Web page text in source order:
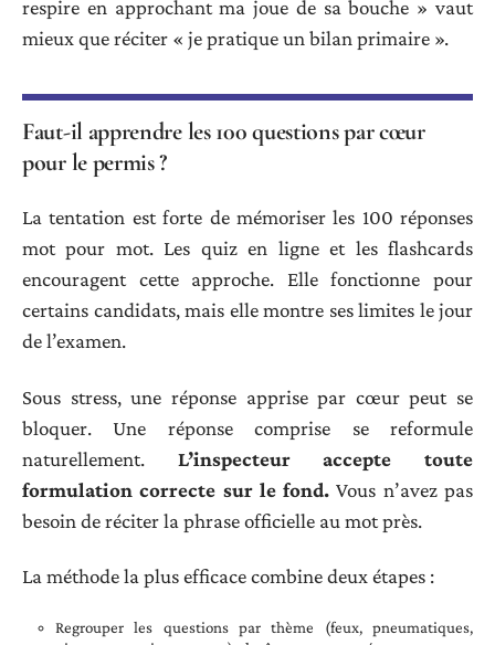
respire en approchant ma joue de sa bouche » vaut
mieux que réciter « je pratique un bilan primaire ».
Faut-il apprendre les 100 questions par cœur
pour le permis ?
La tentation est forte de mémoriser les 100 réponses
mot pour mot. Les quiz en ligne et les flashcards
encouragent cette approche. Elle fonctionne pour
certains candidats, mais elle montre ses limites le jour
de l’examen.
Sous stress, une réponse apprise par cœur peut se
bloquer. Une réponse comprise se reformule
naturellement. L’inspecteur accepte toute
formulation correcte sur le fond. Vous n’avez pas
besoin de réciter la phrase officielle au mot près.
La méthode la plus efficace combine deux étapes :
Regrouper les questions par thème (feux, pneumatiques,